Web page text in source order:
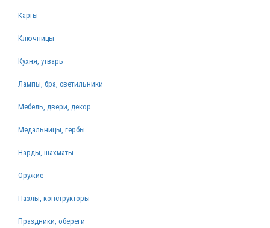
Карты
Ключницы
Кухня, утварь
Лампы, бра, светильники
Мебель, двери, декор
Медальницы, гербы
Нарды, шахматы
Оружие
Пазлы, конструкторы
Праздники, обереги